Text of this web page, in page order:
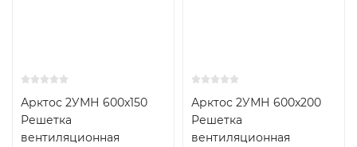
Арктос 2УМН 600x150
Решетка
вентиляционная
Арктос 2УМН 600x200
Решетка
вентиляционная